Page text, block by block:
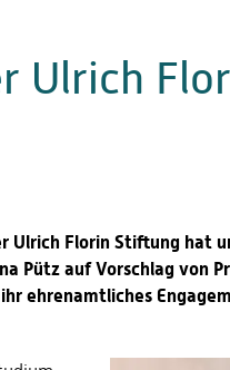
Ulrich
Ulrich Florin Stiftung hat
Pütz auf Vorschlag von
ehrenamtliches